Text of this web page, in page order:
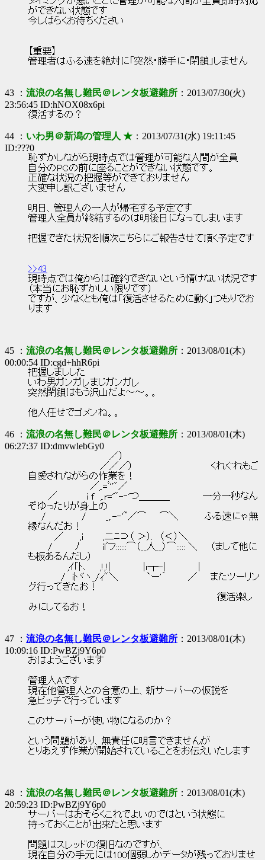
ができない状態です
今しばらくお待ちください
【重要】
管理者はふる速を絶対に「突然・勝手に・閉鎖」しません
43 ： 流浪の名無し難民＠レンタ板避難所 ：2013/07/30(火)
23:56:45 ID:hNOX08x6pi
復活するの？
44 ： いわ男＠新潟の管理人 ★ ：2013/07/31(水) 19:11:45
ID:???0
恥ずかしながら現時点では管理が可能な人間が全員
自分のPCの前に座ることができない状態です。
正確な状況の把握等ができておりません
大変申し訳ございません
明日、管理人の一人が帰宅する予定です
管理人全員が終結するのは明後日になってしまいます
把握できた状況を順次こちらにご報告させて頂く予定です
>>43
現時点では俺からは確約できないという情けない状況です
（本当にお恥ずかしい限りです）
ですが、少なくとも俺は「復活させるために動く」つもりでお
ります
45 ： 流浪の名無し難民＠レンタ板避難所 ：2013/08/01(木)
00:00:54 ID:cgd+hhR6pi
把握しましした
いわ男ガンガレまじガンガレ
突然閉鎖はもう沢山だよ～～。。
他人任せでゴメンね。。
46 ： 流浪の名無し難民＠レンタ板避難所 ：2013/08/01(木)
06:27:37 ID:dmvwlebGy0
／）
／／／） くれぐれもご
自愛されながらの作業を！
／,.=ﾞ''"／
／ i f ,.r='"-‐'つ＿＿＿_ 一分一秒なん
ぞゆったりが身上の
/ / _,.-‐'~／⌒ ⌒＼ ふる速にゃ無
縁なんだお！
／ ,i ,二ﾆ⊃（ ＞）. （＜）＼
/ ﾉ ilﾞフ::::::⌒（__人__）⌒::::: ＼ （まして他に
も板あるんだし）
,ｲ｢ﾄ､ ,!,!| |r┬-| |
/ iﾄヾヽ_/ｨ"＼ `ー'´ ／ またツーリン
グ行ってきたお！
復活楽し
みにしてるお！
47 ： 流浪の名無し難民＠レンタ板避難所 ：2013/08/01(木)
10:09:16 ID:PwBZj9Y6p0
おはようございます
管理人Aです
現在他管理人との合意の上、新サーバーの仮説を
急ピッチで行っています
このサーバーが使い物になるのか？
という問題があり、無責任に明言できませんが
とりあえず作業が開始されていることをお伝えいたします
48 ： 流浪の名無し難民＠レンタ板避難所 ：2013/08/01(木)
20:59:23 ID:PwBZj9Y6p0
サーバーはおそらくこれでよいのではという状態に
持っておくことが出来たと思います
問題はスレッドの復旧なのですが、
現在自分の手元には100個弱しかデータが残っておりませ